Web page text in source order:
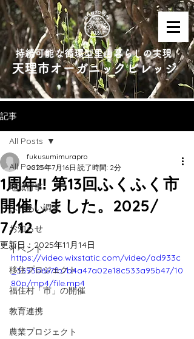
持続可能な循環型里山暮らしの実現
天理市オーガニックビレッジ
記事
All Posts
地域行事
ふれあい調査
お知らせ
イベント
移住プロジェクト
福住村「市」の開催
教育連携
農業プロジェクト
All Posts
1周年‼︎ 第13回ふくふく市
開催しました。2025/
7/12
fukusumimurapro
2025年7月16日 読了時間: 2分
更新日： 2025年11月14日
https://video.wixstatic.com/video/ad933c
_3393b667fb7b4a47a02e18c533a95b47/10
80p/mp4/file.mp4